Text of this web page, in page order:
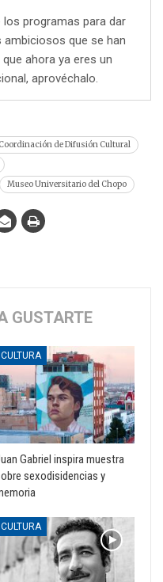
los programas para dar
que se han
ahora ya eres un
aprovéchalo.
Coordinación de Difusión Cultural
Museo Universitario del Chopo
GUSTARTE
CULTURA
Gabriel inspira muestra
sexodisidencias y
CULTURA